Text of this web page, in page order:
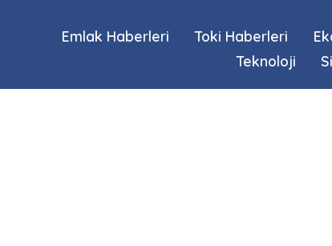
Emlak Haberleri Toki Haberleri
Teknoloji